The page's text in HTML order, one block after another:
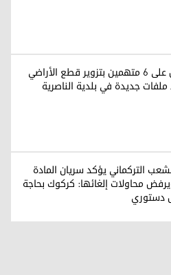
القبض على 6 متهمين بتزوير قطع الأراضي
جديدة في بلدية الناصرية
التركماني يؤكد سريان المادة
ويرفض محاولات إلغائها: كركوك بحاجة
دستوري